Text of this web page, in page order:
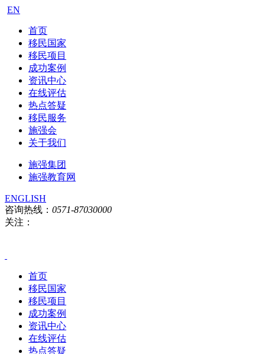
EN
首页
移民国家
移民项目
成功案例
资讯中心
在线评估
热点答疑
移民服务
施强会
关于我们
施强集团
施强教育网
ENGLISH
咨询热线： 0571-87030000
关注：
首页
移民国家
移民项目
成功案例
资讯中心
在线评估
热点答疑